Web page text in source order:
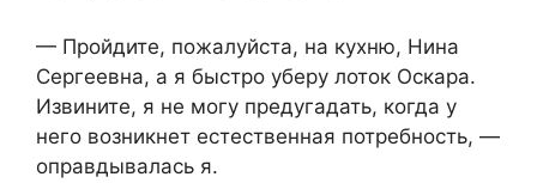
— Пройдите, пожалуйста, на кухню, Нина
Сергеевна, а я быстро уберу лоток Оскара.
Извините, я не могу предугадать, когда у
него возникнет естественная потребность, —
оправдывалась я.